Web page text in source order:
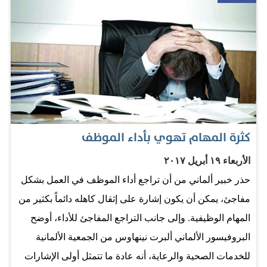
حذائه - على الأرض أثناء الحديث. وتيرة التنفس عندما يكذب
المرء، ينزع إلى التنفس بعمق وتتغير طبقة صوته، نظراً لأنه
يصبح أكثر عصبية، حتى وإن كان يحاول إخفاء ذلك. التعرق
يشعر غالبية من يكذبون بالتوتر، مهما كانوا معتادين على ذلك،
ولهذا فستجدهم يتصببون عرقاً، في ضوء أن التعرق يشكل رد
فعل طبيعياً للتوتر الذي ينتاب المرء في هذه الحالة. النظر في
العينين عادة ما ستجد أن من يكذب عليك يسعى لتحاشي
النظر مباشرةً في عينيك. وإذا ما أصررت أنت على ذلك،
فستجده يحاول التحديق فيك دون أن يرمش بعينيه على
الإطلاق، أو ستجده يرمش بوتيرةٍ أكثر من المعتاد. الهروب من
النقاش…
كثرة المهام تهوي بأداء الموظف
الأربعاء ١٩ أبريل ٢٠١٧
حذر خبير ألماني من أن تراجع أداء الموظف في العمل بشكل
مفاجئ، يمكن أن يكون إشارة على إثقال كاهله دائماً بكثير من
المهام الوظيفية. وإلى جانب التراجع المفاجئ للأداء، أوضح
البروفيسور الألماني ألبرت نينهاوس من الجمعية الألمانية
للخدمات الصحية والرعاية، أنه عادة ما تتمثل أولى الإشارات